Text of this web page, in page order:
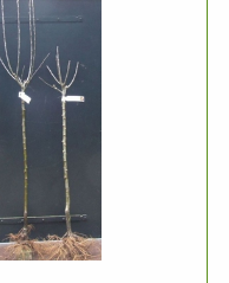
Jährig, nicht
geschnitten.